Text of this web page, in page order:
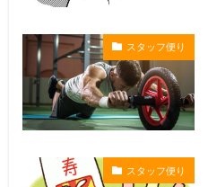
スタッフ便り
スタッフ便り